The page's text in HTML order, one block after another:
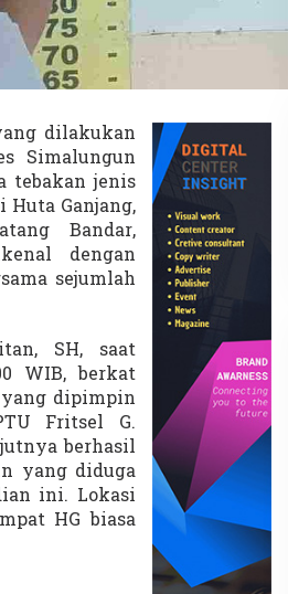
dilakukan
Simalungun
tebakan jenis
Ganjang,
Bandar,
dengan
sejumlah
SH, saat
WIB, berkat
dipimpin
Fritsel G.
berhasil
yang diduga
ini. Lokasi
HG biasa